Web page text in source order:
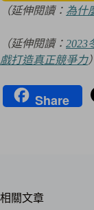
（延伸閱讀： 為什
（延伸閱讀： 2023
戲打造真正競爭力）
Share
相關文章